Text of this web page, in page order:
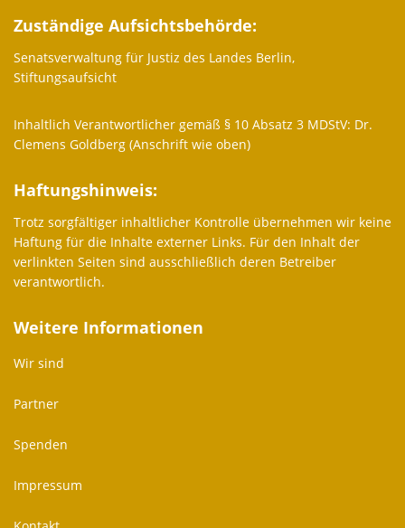
Zuständige Aufsichtsbehörde:
Senatsverwaltung für Justiz des Landes Berlin,
Stiftungsaufsicht
Inhaltlich Verantwortlicher gemäß § 10 Absatz 3 MDStV: Dr.
Clemens Goldberg (Anschrift wie oben)
Haftungshinweis:
Trotz sorgfältiger inhaltlicher Kontrolle übernehmen wir keine
Haftung für die Inhalte externer Links. Für den Inhalt der
verlinkten Seiten sind ausschließlich deren Betreiber
verantwortlich.
Weitere Informationen
Wir sind
Partner
Spenden
Impressum